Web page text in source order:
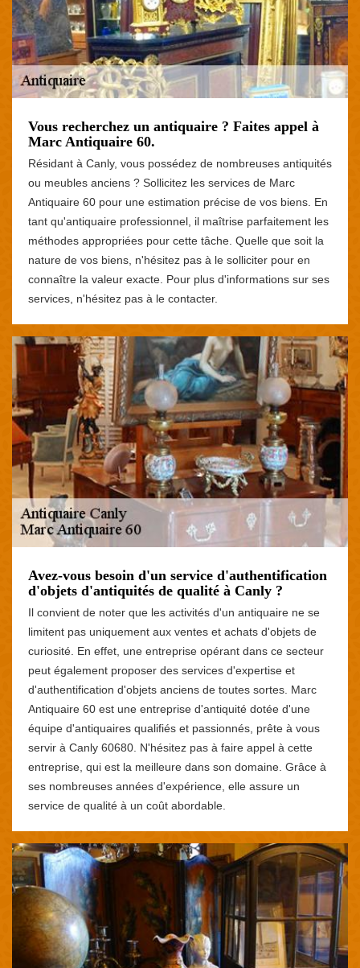
Vous recherchez un antiquaire ? Faites appel à
Marc Antiquaire 60.
Résidant à Canly, vous possédez de nombreuses antiquités
ou meubles anciens ? Sollicitez les services de Marc
Antiquaire 60 pour une estimation précise de vos biens. En
tant qu'antiquaire professionnel, il maîtrise parfaitement les
méthodes appropriées pour cette tâche. Quelle que soit la
nature de vos biens, n'hésitez pas à le solliciter pour en
connaître la valeur exacte. Pour plus d'informations sur ses
services, n'hésitez pas à le contacter.
Avez-vous besoin d'un service d'authentification
d'objets d'antiquités de qualité à Canly ?
Il convient de noter que les activités d'un antiquaire ne se
limitent pas uniquement aux ventes et achats d'objets de
curiosité. En effet, une entreprise opérant dans ce secteur
peut également proposer des services d'expertise et
d'authentification d'objets anciens de toutes sortes. Marc
Antiquaire 60 est une entreprise d'antiquité dotée d'une
équipe d'antiquaires qualifiés et passionnés, prête à vous
servir à Canly 60680. N'hésitez pas à faire appel à cette
entreprise, qui est la meilleure dans son domaine. Grâce à
ses nombreuses années d'expérience, elle assure un
service de qualité à un coût abordable.